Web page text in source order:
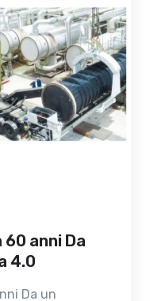
anni Da
4.0
Da un